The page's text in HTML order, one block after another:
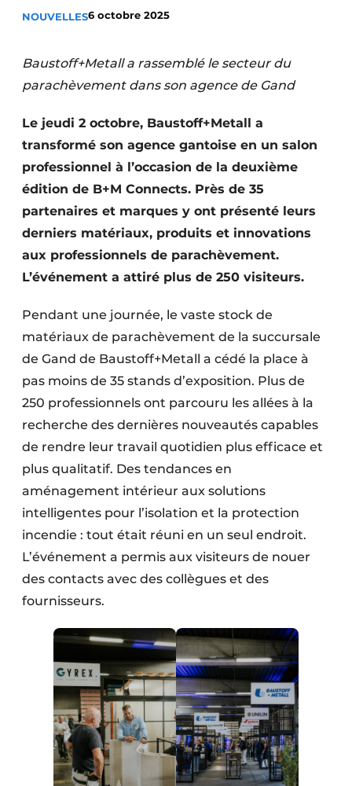
S’inscrire à l’événement
Termes et conditions
Video’s
NOUVELLES6 octobre 2025
Baustoff+Metall a rassemblé le secteur du
parachèvement dans son agence de Gand
Le jeudi 2 octobre, Baustoff+Metall a
transformé son agence gantoise en un salon
professionnel à l’occasion de la deuxième
édition de B+M Connects. Près de 35
partenaires et marques y ont présenté leurs
derniers matériaux, produits et innovations
aux professionnels de parachèvement.
L’événement a attiré plus de 250 visiteurs.
Pendant une journée, le vaste stock de
matériaux de parachèvement de la succursale
de Gand de Baustoff+Metall a cédé la place à
pas moins de 35 stands d’exposition. Plus de
250 professionnels ont parcouru les allées à la
recherche des dernières nouveautés capables
de rendre leur travail quotidien plus efficace et
plus qualitatif. Des tendances en
aménagement intérieur aux solutions
intelligentes pour l’isolation et la protection
incendie : tout était réuni en un seul endroit.
L’événement a permis aux visiteurs de nouer
des contacts avec des collègues et des
fournisseurs.